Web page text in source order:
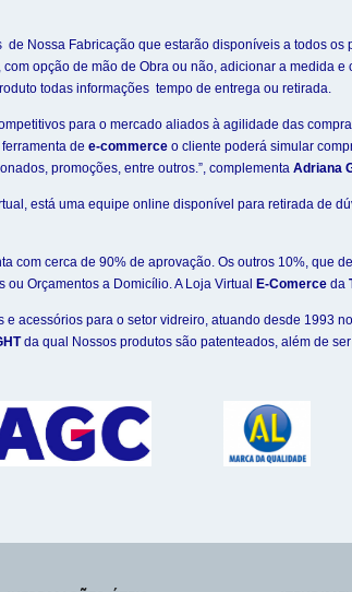
Nossa Fabricação que estarão disponíveis a todos
opção de mão de Obra ou não, adicionar a medida
todas informações tempo de entrega ou retirada.
para o mercado aliados à agilidade das
de e-commerce o cliente poderá simular
promoções, entre outros.”, complementa Adriana
está uma equipe online disponível para retirada de
com cerca de 90% de aprovação. Os outros 10%, que
Orçamentos a Domicílio. A Loja Virtual E-Comerce da
e acessórios para o setor vidreiro, atuando desde 1993
da qual Nossos produtos são patenteados, além de